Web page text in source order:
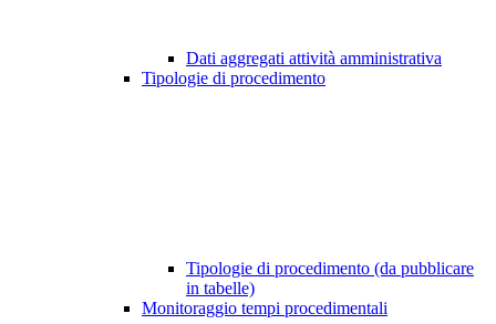
Dati aggregati attività amministrativa
Tipologie di procedimento
Tipologie di procedimento (da pubblicare
in tabelle)
Monitoraggio tempi procedimentali